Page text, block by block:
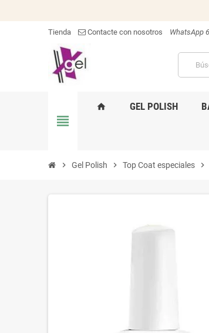
Tienda Contacte con nosotros WhatsApp
view_headline
home GEL POLISH
chevron_right Gel Polish chevron_right Top Coat especiales chevron_right